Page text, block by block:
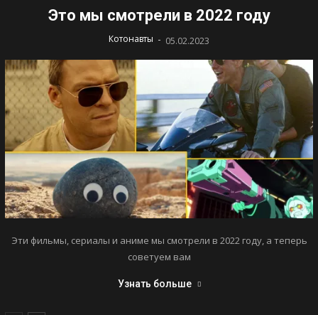
Это мы смотрели в 2022 году
Котонавты - 05.02.2023
Эти фильмы, сериалы и аниме мы смотрели в 2022 году, а теперь
советуем вам
Узнать больше